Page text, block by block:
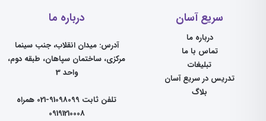
سریع آسان
درباره ما
تماس با ما
تبلیغات
تدریس در سریع آسان
بلاگ
درباره ما
آدرس: میدان انقلاب، جنب سینما
مرکزی، ساختمان سپاهان، طبقه دوم،
واحد 3
تلفن ثابت 91098099-021 همراه
09191210008